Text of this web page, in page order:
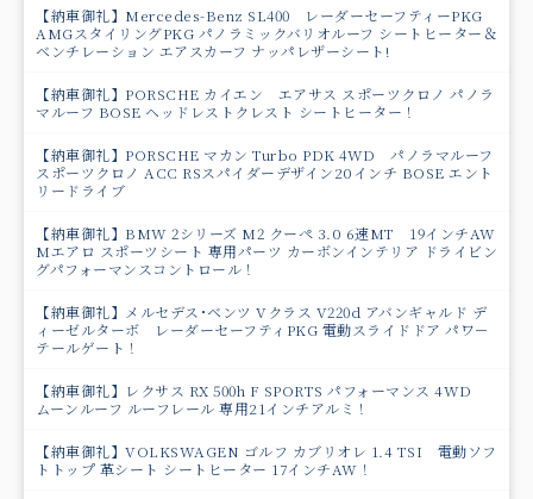
【納車御礼】Mercedes-Benz SL400 レーダーセーフティーPKG
AMGスタイリングPKG パノラミックバリオルーフ シートヒーター＆
ベンチレーション エアスカーフ ナッパレザーシート!
【納車御礼】PORSCHE カイエン エアサス スポーツクロノ パノラ
マルーフ BOSE ヘッドレストクレスト シートヒーター！
【納車御礼】PORSCHE マカン Turbo PDK 4WD パノラマルーフ
スポーツクロノ ACC RSスパイダーデザイン20インチ BOSE エント
リードライブ
【納車御礼】BMW 2シリーズ M2 クーペ 3.0 6速MT 19インチAW
Mエアロ スポーツシート 専用パーツ カーボンインテリア ドライビン
グパフォーマンスコントロール！
【納車御礼】メルセデス･ベンツ Vクラス V220d アバンギャルド デ
ィーゼルターボ レーダーセーフティPKG 電動スライドドア パワ－
テールゲート！
【納車御礼】レクサス RX 500h F SPORTS パフォーマンス 4WD
ムーンルーフ ルーフレール 専用21インチアルミ！
【納車御礼】VOLKSWAGEN ゴルフ カブリオレ 1.4 TSI 電動ソフ
トトップ 革シート シートヒーター 17インチAW！